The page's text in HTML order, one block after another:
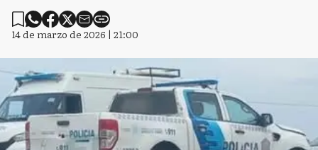
14 de marzo de 2026 | 21:00